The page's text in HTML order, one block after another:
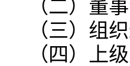
（二）董
（三）组
（四）上